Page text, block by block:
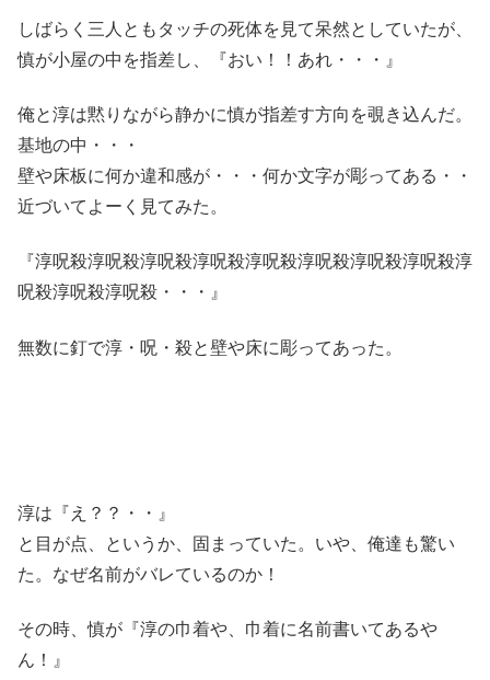
しばらく三人ともタッチの死体を見て呆然としていたが、
慎が小屋の中を指差し、『おい！！あれ・・・』
俺と淳は黙りながら静かに慎が指差す方向を覗き込んだ。
基地の中・・・
壁や床板に何か違和感が・・・何か文字が彫ってある・・
近づいてよーく見てみた。
『淳呪殺淳呪殺淳呪殺淳呪殺淳呪殺淳呪殺淳呪殺淳呪殺淳
呪殺淳呪殺淳呪殺・・・』
無数に釘で淳・呪・殺と壁や床に彫ってあった。
淳は『え？？・・』
と目が点、というか、固まっていた。いや、俺達も驚い
た。なぜ名前がバレているのか！
その時、慎が『淳の巾着や、巾着に名前書いてあるや
ん！』